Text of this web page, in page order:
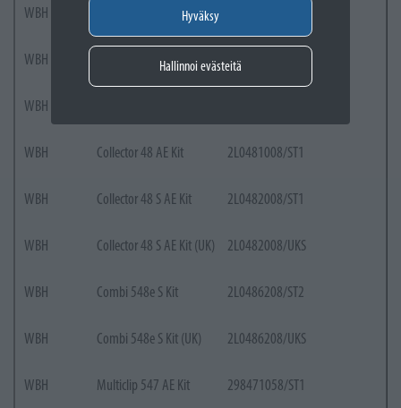
Hyväksy
Hallinnoi evästeitä
WBH Combi 340e Kit (UK)
WBH Combi 344e Kit 294426068/ST2
WBH
WBH Collector 48 AE Kit 2L0481008/ST1
WBH Collector 48 S AE Kit 2L0482008/ST1
WBH Collector 48 S AE Kit (UK) 2L0482008/UKS
WBH Combi 548e S Kit 2L0486208/ST2
WBH Combi 548e S Kit (UK) 2L0486208/UKS
WBH Multiclip 547 AE Kit 298471058/ST1